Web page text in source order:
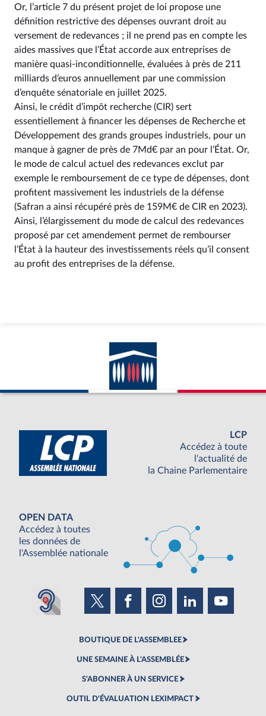
Or, l’article 7 du présent projet de loi propose une
définition restrictive des dépenses ouvrant droit au
versement de redevances ; il ne prend pas en compte les
aides massives que l’État accorde aux entreprises de
manière quasi-inconditionnelle, évaluées à près de 211
milliards d’euros annuellement par une commission
d’enquête sénatoriale en juillet 2025.
Ainsi, le crédit d’impôt recherche (CIR) sert
essentiellement à financer les dépenses de Recherche et
Développement des grands groupes industriels, pour un
manque à gagner de près de 7Md€ par an pour l’État. Or,
le mode de calcul actuel des redevances exclut par
exemple le remboursement de ce type de dépenses, dont
profitent massivement les industriels de la défense
(Safran a ainsi récupéré près de 159M€ de CIR en 2023).
Ainsi, l’élargissement du mode de calcul des redevances
proposé par cet amendement permet de rembourser
l’État à la hauteur des investissements réels qu’il consent
au profit des entreprises de la défense.
LCP
Accédez à toute
l'actualité de
la Chaine Parlementaire
OPEN DATA
Accédez à toutes
les données de
l'Assemblée nationale
BOUTIQUE DE L'ASSEMBLEE
UNE SEMAINE À L'ASSEMBLÉE
S'ABONNER À UN SERVICE
OUTIL D'ÉVALUATION LEXIMPACT